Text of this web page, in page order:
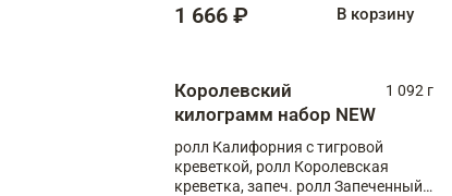
1 666 ₽ В корзину
Королевский
килограмм набор NEW
1 092 г
ролл Калифорния с тигровой
креветкой, ролл Королевская
креветка, запеч. ролл Запеченный